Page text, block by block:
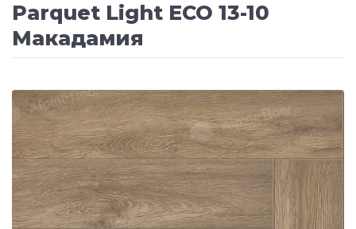
Parquet Light ECO 13-10
Макадамия